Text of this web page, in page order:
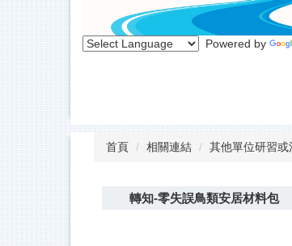
Powered by
首頁 相關連結 其他單位研習或
轉知-零失誤鳥類安居材料包